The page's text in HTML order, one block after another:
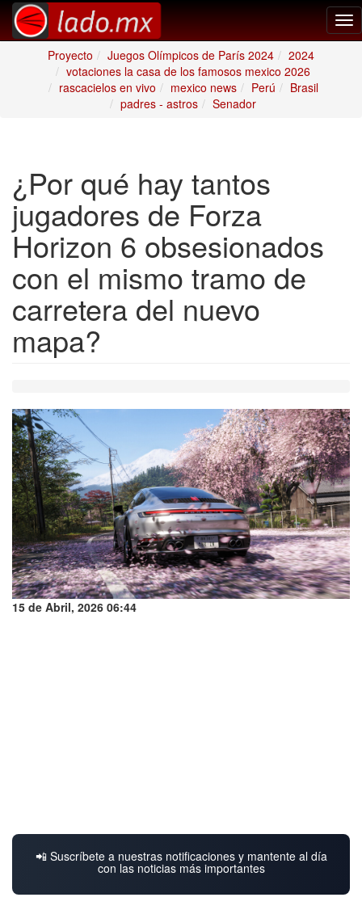
Proyecto
Juegos Olímpicos de París 2024
2024
votaciones la casa de los famosos mexico 2026
rascacielos en vivo
mexico news Perú
Brasil
padres - astros
Senador
¿Por qué hay tantos
jugadores de Forza
Horizon 6 obsesionados
con el mismo tramo de
carretera del nuevo
mapa?
15 de Abril, 2026 06:44
📲 Suscríbete a nuestras notificaciones y mantente al día
con las noticias más importantes